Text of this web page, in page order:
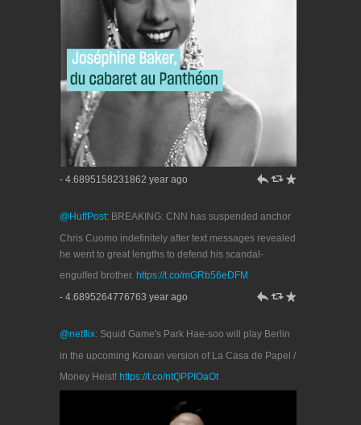
- 4.6895158231862 year ago h J R
@HuffPost: BREAKING: CNN has suspended anchor
Chris Cuomo indefinitely after text messages revealed
he went to great lengths to defend his scandal-
engulfed brother. https://t.co/mGRb56eDFM
- 4.6895264776763 year ago
h J R
@netflix: Squid Game's Park Hae-soo will play Berlin
in the upcoming Korean version of La Casa de Papel /
Money Heist! https://t.co/ntQPPIOaOt